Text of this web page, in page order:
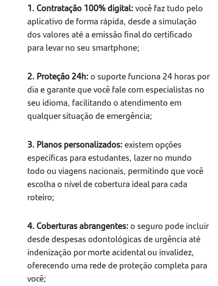
1. Contratação 100% digital: você faz tudo pelo
aplicativo de forma rápida, desde a simulação
dos valores até a emissão final do certificado
para levar no seu smartphone;
2. Proteção 24h: o suporte funciona 24 horas por
dia e garante que você fale com especialistas no
seu idioma, facilitando o atendimento em
qualquer situação de emergência;
3. Planos personalizados: existem opções
específicas para estudantes, lazer no mundo
todo ou viagens nacionais, permitindo que você
escolha o nível de cobertura ideal para cada
roteiro;
4. Coberturas abrangentes: o seguro pode incluir
desde despesas odontológicas de urgência até
indenização por morte acidental ou invalidez,
oferecendo uma rede de proteção completa para
você;